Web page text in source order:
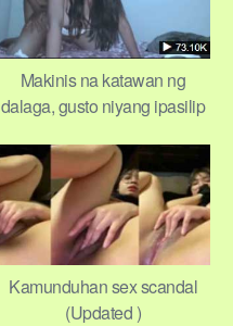
Makinis na katawan ng
dalaga, gusto niyang ipasilip
Kamunduhan sex scandal
(Updated )